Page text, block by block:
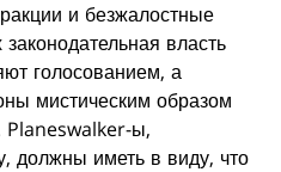
и безжалостные
власть
голосованием, а
мистическим образом
Planeswalker-ы,
должны иметь в виду, что